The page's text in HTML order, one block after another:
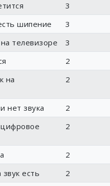
3
шипение
3
телевизоре
3
2
на
2
нет звука
2
2
2
есть
2